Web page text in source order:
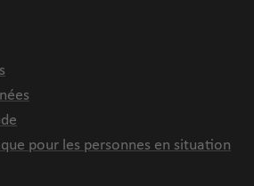
pour les personnes en situation